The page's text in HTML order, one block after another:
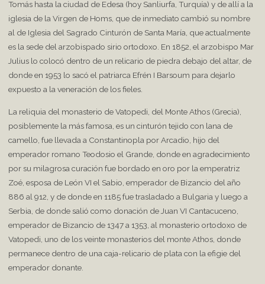
Tomás hasta la ciudad de Edesa (hoy Sanliurfa, Turquía) y de allí a la
iglesia de la Virgen de Homs, que de inmediato cambió su nombre
al de Iglesia del Sagrado Cinturón de Santa María, que actualmente
es la sede del arzobispado sirio ortodoxo. En 1852, el arzobispo Mar
Julius lo colocó dentro de un relicario de piedra debajo del altar, de
donde en 1953 lo sacó el patriarca Efrén I Barsoum para dejarlo
expuesto a la veneración de los fieles.
La reliquia del monasterio de Vatopedi, del Monte Athos (Grecia),
posiblemente la más famosa, es un cinturón tejido con lana de
camello, fue llevada a Constantinopla por Arcadio, hijo del
emperador romano Teodosio el Grande, donde en agradecimiento
por su milagrosa curación fue bordado en oro por la emperatriz
Zoé, esposa de León VI el Sabio, emperador de Bizancio del año
886 al 912, y de donde en 1185 fue trasladado a Bulgaria y luego a
Serbia, de donde salió como donación de Juan VI Cantacuceno,
emperador de Bizancio de 1347 a 1353, al monasterio ortodoxo de
Vatopedi, uno de los veinte monasterios del monte Athos, donde
permanece dentro de una caja-relicario de plata con la efigie del
emperador donante.